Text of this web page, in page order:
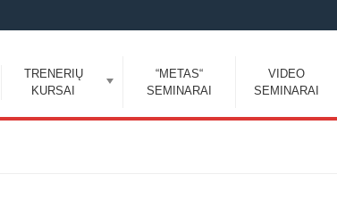
TRENERIŲ
KURSAI
“METAS“
SEMINARAI
VIDEO
SEMINARAI